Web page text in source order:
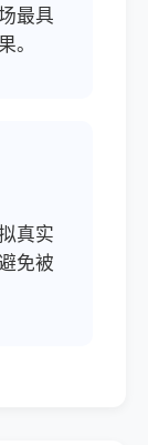
最具
。
真实
免被